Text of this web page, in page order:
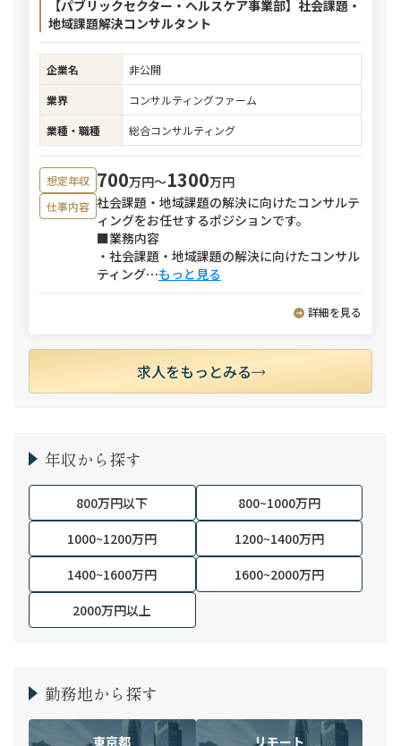
【パブリックセクター・ヘルスケア事業部】社会課題・
地域課題解決コンサルタント
企業名
非公開
業界
コンサルティングファーム
業種・職種
総合コンサルティング
想定年収 700万円〜1300万円
仕事内容 社会課題・地域課題の解決に向けたコンサルテ
ィングをお任せするポジションです。
■業務内容
・社会課題・地域課題の解決に向けたコンサル
ティング⋯もっと見る
詳細を見る
求人をもっとみる
年収から探す
800万円以下
800~1000万円
1000~1200万円
1200~1400万円
1400~1600万円
1600~2000万円
2000万円以上
勤務地から探す
東京都 リモート